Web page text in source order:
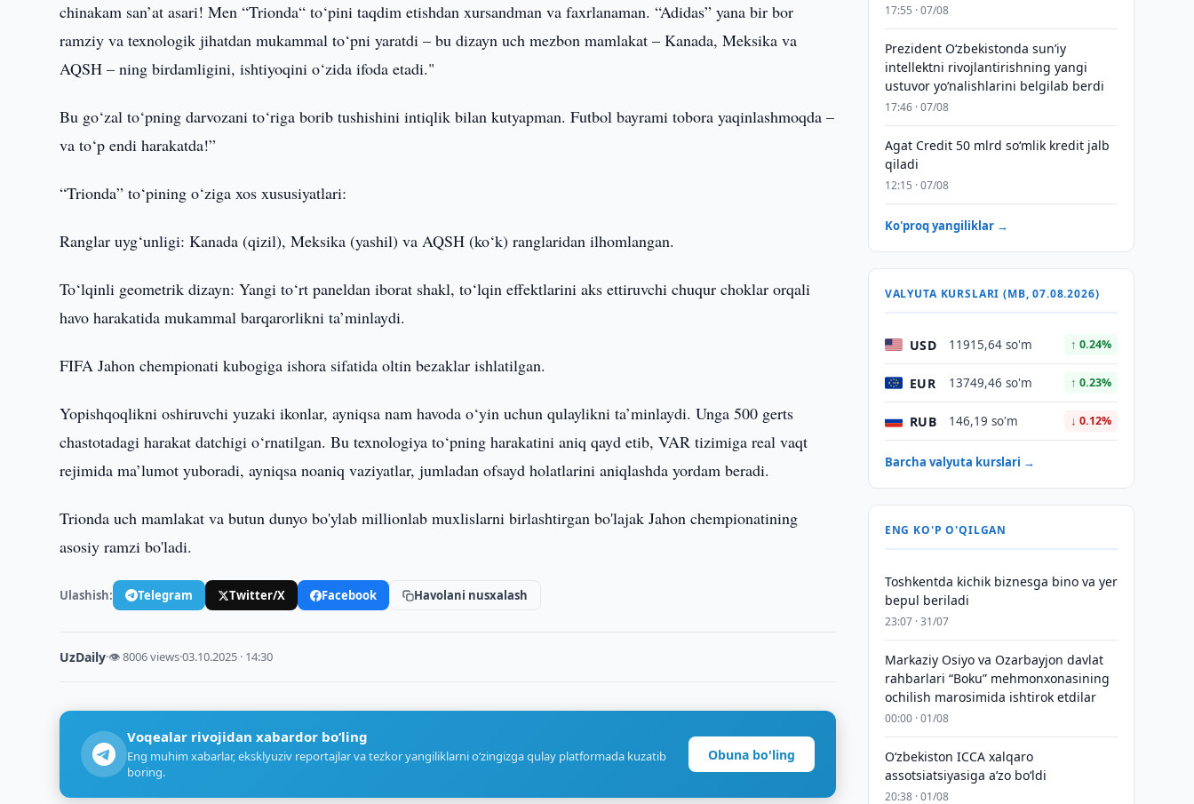
chinakam san’at asari! Men “Trionda“ to‘pini taqdim etishdan xursandman va faxrlanaman. “Adidas” yana bir bor
ramziy va texnologik jihatdan mukammal to‘pni yaratdi – bu dizayn uch mezbon mamlakat – Kanada, Meksika va
AQSH – ning birdamligini, ishtiyoqini o‘zida ifoda etadi."
Bu go‘zal to‘pning darvozani to‘riga borib tushishini intiqlik bilan kutyapman. Futbol bayrami tobora yaqinlashmoqda –
va to‘p endi harakatda!”
“Trionda” to‘pining o‘ziga xos xususiyatlari:
Ranglar uyg‘unligi: Kanada (qizil), Meksika (yashil) va AQSH (ko‘k) ranglaridan ilhomlangan.
To‘lqinli geometrik dizayn: Yangi to‘rt paneldan iborat shakl, to‘lqin effektlarini aks ettiruvchi chuqur choklar orqali
havo harakatida mukammal barqarorlikni ta’minlaydi.
FIFA Jahon chempionati kubogiga ishora sifatida oltin bezaklar ishlatilgan.
Yopishqoqlikni oshiruvchi yuzaki ikonlar, ayniqsa nam havoda o‘yin uchun qulaylikni ta’minlaydi. Unga 500 gerts
chastotadagi harakat datchigi o‘rnatilgan. Bu texnologiya to‘pning harakatini aniq qayd etib, VAR tizimiga real vaqt
rejimida ma’lumot yuboradi, ayniqsa noaniq vaziyatlar, jumladan ofsayd holatlarini aniqlashda yordam beradi.
Trionda uch mamlakat va butun dunyo bo'ylab millionlab muxlislarni birlashtirgan bo'lajak Jahon chempionatining
asosiy ramzi bo'ladi.
Ulashish: Telegram Twitter/X Facebook Havolani nusxalash
UzDaily·👁 8006 views·03.10.2025 · 14:30
Voqealar rivojidan xabardor bo‘ling
Eng muhim xabarlar, eksklyuziv reportajlar va tezkor yangiliklarni o‘zingizga qulay platformada kuzatib
boring.
Obuna bo'ling
17:55 · 07/08
Prezident Oʻzbekistonda sunʼiy
intellektni rivojlantirishning yangi
ustuvor yoʻnalishlarini belgilab berdi
17:46 · 07/08
Agat Credit 50 mlrd so‘mlik kredit jalb
qiladi
12:15 · 07/08
Ko'proq yangiliklar →
VALYUTA KURSLARI (MB, 07.08.2026)
USD 11915,64 so'm ↑ 0.24%
EUR 13749,46 so'm ↑ 0.23%
RUB 146,19 so'm ↓ 0.12%
Barcha valyuta kurslari →
ENG KO'P O'QILGAN
Toshkentda kichik biznesga bino va yer
bepul beriladi
23:07 · 31/07
Markaziy Osiyo va Ozarbayjon davlat
rahbarlari “Boku” mehmonxonasining
ochilish marosimida ishtirok etdilar
00:00 · 01/08
O‘zbekiston ICCA xalqaro
assotsiatsiyasiga aʼzo bo‘ldi
20:38 · 01/08